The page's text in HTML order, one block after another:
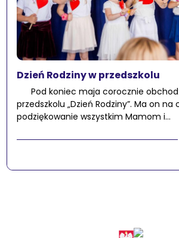
Dzień Rodziny w przedszkolu
Pod koniec maja corocznie
przedszkolu „Dzień Rodziny”. Ma on na
podziękowanie wszystkim Mamom i…